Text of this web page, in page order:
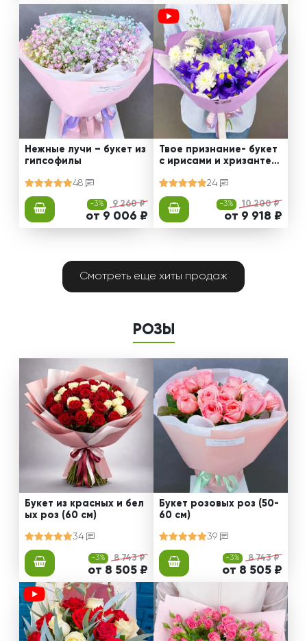
Нежные лучи – букет из
гипсофилы
48
-3% 9 260 ₽
от 9 006 ₽
Твое признание- букет
с ирисами и хризантем
24
-3% 10 200 ₽
от 9 918 ₽
Смотреть еще хиты продаж
РОЗЫ
Букет из красных и бел
ых роз (60 см)
34
-3% 8 743 ₽
от 8 505 ₽
Букет розовых роз (50-
60 см)
39
-3% 8 743 ₽
от 8 505 ₽